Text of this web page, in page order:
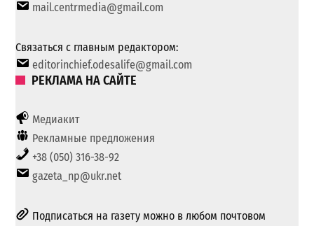
mail.centrmedia@gmail.com
Связаться с главным редактором:
editorinchief.odesalife@gmail.com
РЕКЛАМА НА САЙТЕ
Медиакит
Рекламные предложения
+38 (050) 316-38-92
gazeta_np@ukr.net
Подписаться на газету можно в любом почтовом